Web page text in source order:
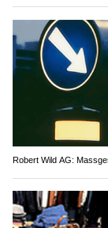
Robert Wild AG: